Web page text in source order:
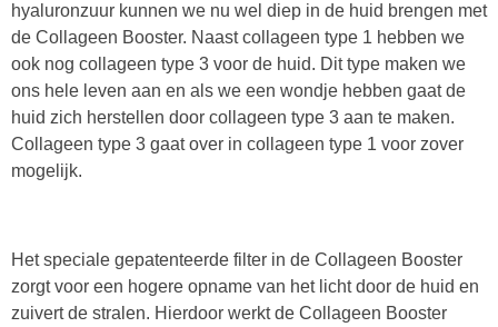
hyaluronzuur kunnen we nu wel diep in de huid brengen met
de Collageen Booster. Naast collageen type 1 hebben we
ook nog collageen type 3 voor de huid. Dit type maken we
ons hele leven aan en als we een wondje hebben gaat de
huid zich herstellen door collageen type 3 aan te maken.
Collageen type 3 gaat over in collageen type 1 voor zover
mogelijk.
Het speciale gepatenteerde filter in de Collageen Booster
zorgt voor een hogere opname van het licht door de huid en
zuivert de stralen. Hierdoor werkt de Collageen Booster